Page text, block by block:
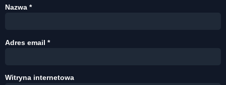
Nazwa *
Adres email *
Witryna internetowa